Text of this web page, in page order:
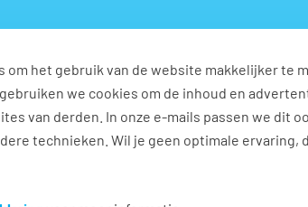
om het gebruik van de website makkelijker
we cookies om de inhoud en
van derden. In onze e-mails passen we dit
technieken. Wil je geen optimale
Ontwikkel jezelf Werkplezier